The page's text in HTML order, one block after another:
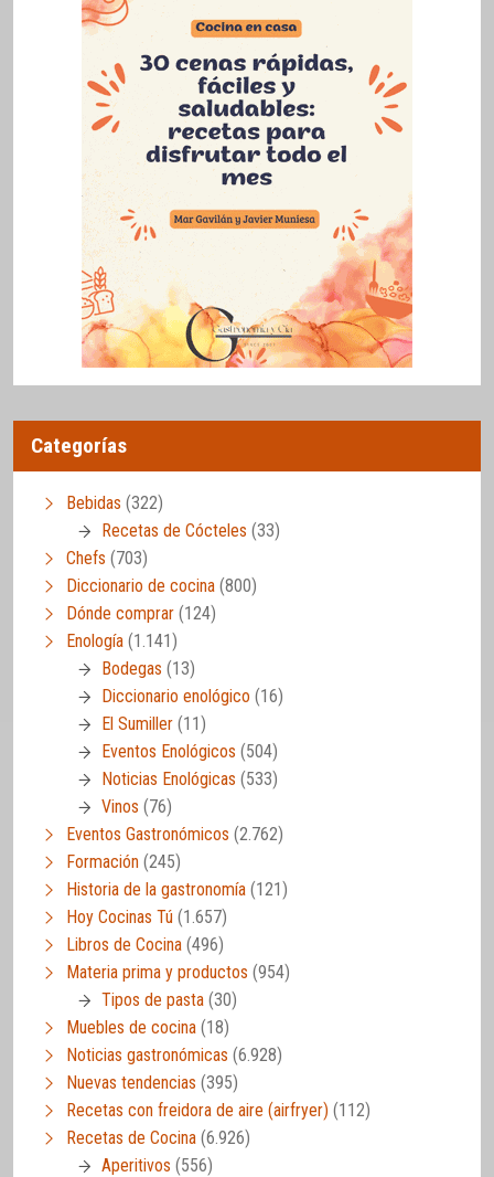
Categorías
Bebidas (322)
Recetas de Cócteles (33)
Chefs (703)
Diccionario de cocina (800)
Dónde comprar (124)
Enología (1.141)
Bodegas (13)
Diccionario enológico (16)
El Sumiller (11)
Eventos Enológicos (504)
Noticias Enológicas (533)
Vinos (76)
Eventos Gastronómicos (2.762)
Formación (245)
Historia de la gastronomía (121)
Hoy Cocinas Tú (1.657)
Libros de Cocina (496)
Materia prima y productos (954)
Tipos de pasta (30)
Muebles de cocina (18)
Noticias gastronómicas (6.928)
Nuevas tendencias (395)
Recetas con freidora de aire (airfryer) (112)
Recetas de Cocina (6.926)
Aperitivos (556)